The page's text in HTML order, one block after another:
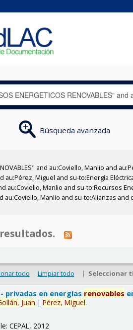
Búsqueda avanzada
and au:Coviello, Manlio and
au:Pérez, Miguel and su-to:Energía
au:Coviello, Manlio and su-to:Recursos
Manlio and su-to:Alianzas
todo Limpiar todo | Seleccionar
privadas en energías renovables
Juan |Pérez, Miguel.
CEPAL, 2012